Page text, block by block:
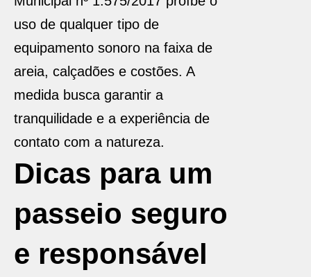
uso de qualquer tipo de
equipamento sonoro na faixa de
areia, calçadões e costões. A
medida busca garantir a
tranquilidade e a experiência de
contato com a natureza.
Dicas para um
passeio seguro
e responsável